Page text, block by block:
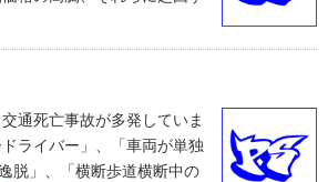
通死亡事故が多発していま
ライバー」、「車両が単独
脱」、「横断歩道横断中の